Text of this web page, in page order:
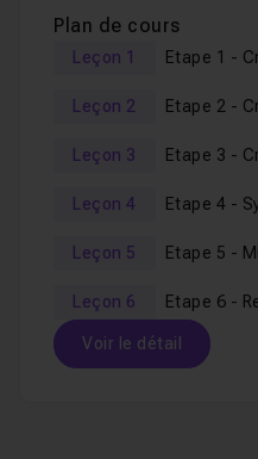
créer un fond texturé
synchroniser des
créer de la profondeur
produire une animation
et bien d'autresastuces
A la fin de ce cours,
Plan de cours
Leçon 1
Leçon 2 Etape 2 -
Leçon 3 Etape 3 -
Leçon 4
Leçon 5
Leçon 6 Etape 6 -
Voir le détail